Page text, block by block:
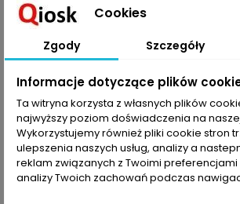
Ilość 
OPIS SZCZEGÓŁY PRODUKTU
Pierwszy w tym roku tak sielski numer! Dzięki
powstają lekkie robótki, a dzięki subtelnemu
Cookies
Zgody Szczegóły
Informacje dotyczące plików
Ta witryna korzysta z własnych plików
najwyższy poziom doświadczenia na
Wykorzystujemy również pliki cookie stron
ulepszenia naszych usług, analizy a
reklam związanych z Twoimi
analizy Twoich zachowań podczas